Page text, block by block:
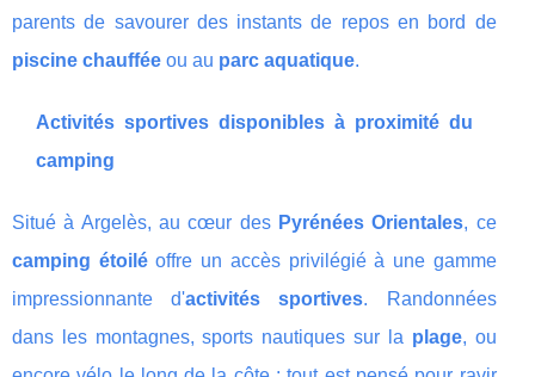
parents de savourer des instants de repos en bord de
piscine chauffée ou au parc aquatique.
Activités sportives disponibles à proximité du
camping
Situé à Argelès, au cœur des Pyrénées Orientales, ce
camping étoiléoffre un accès privilégié à une gamme
impressionnante d'activités sportives. Randonnées
dans les montagnes, sports nautiques sur la plage, ou